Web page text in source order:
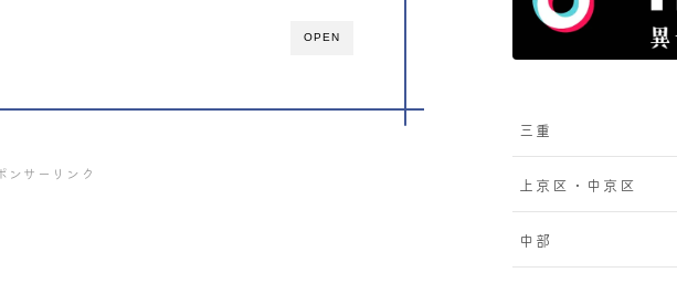
OPEN
ンサーリンク
三重
上京区・中京区
中部